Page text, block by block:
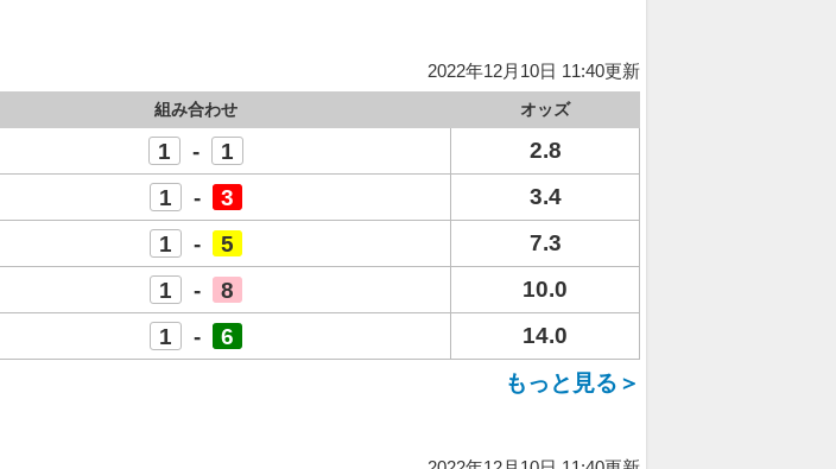
2022年12月10日 11:40更新
組み合わせ オッズ
1 - 1
2.8
1 - 3
3.4
1 - 5
7.3
1 - 8
10.0
1 - 6
14.0
もっと見る＞